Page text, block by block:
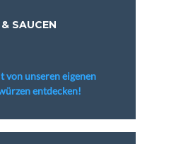
SAUCEN
von unseren eigenen
entdecken!